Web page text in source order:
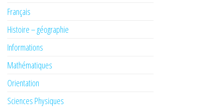
Français
Histoire – géographie
Informations
Mathématiques
Orientation
Sciences Physiques